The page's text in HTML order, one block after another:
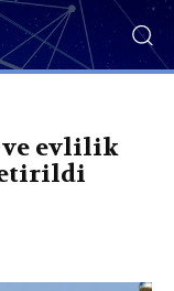
evlilik